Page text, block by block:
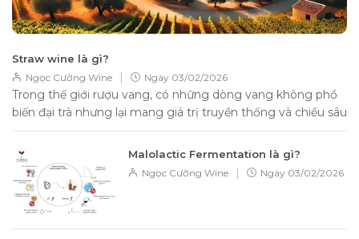
Straw wine là gì?
Ngọc Cường Wine Ngày 03/02/2026
Trong thế giới rượu vang, có những dòng vang không phổ
biến đại trà nhưng lại mang giá trị truyền thống và chiều sâu
hương...
Malolactic Fermentation là gì?
Ngọc Cường Wine Ngày 03/02/2026